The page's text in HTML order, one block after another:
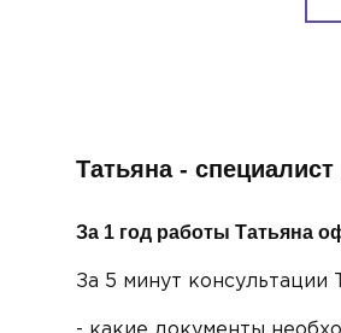
Татьяна -
За 1 год работы Татьяна
За 5 минут консультации